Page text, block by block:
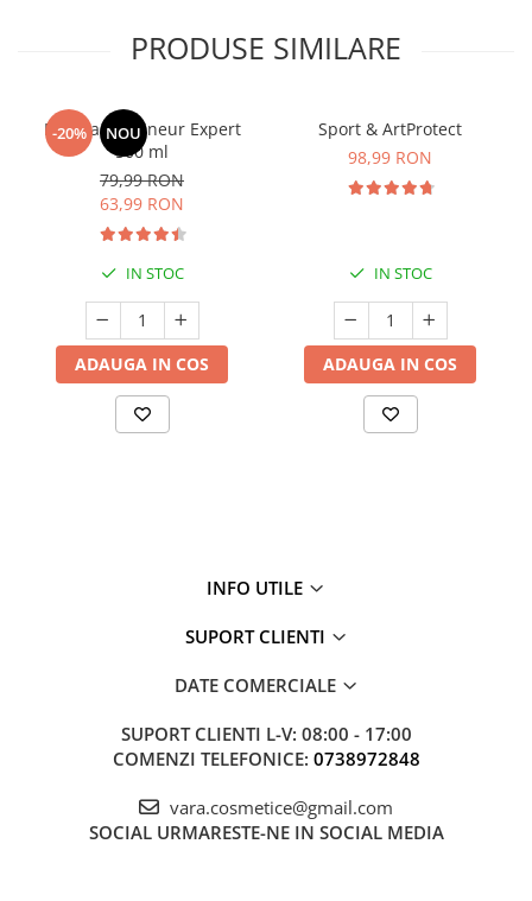
PRODUSE SIMILARE
-20% NOU
Manhaē Draineur Expert
500 ml
79,99 RON
63,99 RON
IN STOC
ADAUGA IN COS
Sport & ArtProtect
98,99 RON
IN STOC
ADAUGA IN COS
INFO UTILE
SUPORT CLIENTI
DATE COMERCIALE
SUPORT CLIENTI L-V: 08:00 - 17:00
COMENZI TELEFONICE: 0738972848
vara.cosmetice@gmail.com
SOCIAL URMARESTE-NE IN SOCIAL MEDIA